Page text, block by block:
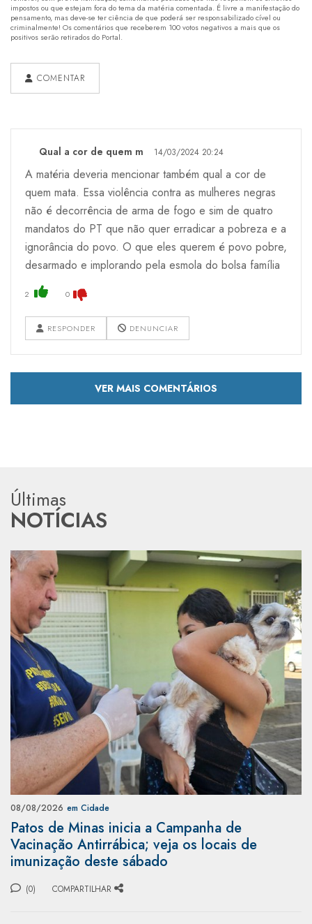
impostos ou que estejam fora do tema da matéria comentada. É livre a manifestação do
pensamento, mas deve-se ter ciência de que poderá ser responsabilizado cível ou
criminalmente! Os comentários que receberem 100 votos negativos a mais que os
positivos serão retirados do Portal.
COMENTAR
Qual a cor de quem m 14/03/2024 20:24
A matéria deveria mencionar também qual a cor de
quem mata. Essa violência contra as mulheres negras
não é decorrência de arma de fogo e sim de quatro
mandatos do PT que não quer erradicar a pobreza e a
ignorância do povo. O que eles querem é povo pobre,
desarmado e implorando pela esmola do bolsa família
2 0
RESPONDER DENUNCIAR
VER MAIS COMENTÁRIOS
Últimas
NOTÍCIAS
08/08/2026 em Cidade
Patos de Minas inicia a Campanha de
Vacinação Antirrábica; veja os locais de
imunização deste sábado
(0) COMPARTILHAR